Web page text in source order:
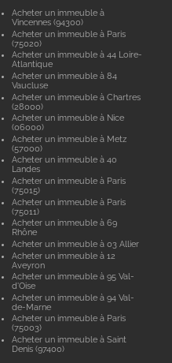
Acheter un immeuble à
Vincennes (94300)
Acheter un immeuble à Paris
(75020)
Acheter un immeuble à 44 Loire-
Atlantique
Acheter un immeuble à 84
Vaucluse
Acheter un immeuble à Chartres
(28000)
Acheter un immeuble à Nice
(06000)
Acheter un immeuble à Metz
(57000)
Acheter un immeuble à 40
Landes
Acheter un immeuble à Paris
(75015)
Acheter un immeuble à Paris
(75011)
Acheter un immeuble à 69
Rhône
Acheter un immeuble à 03 Allier
Acheter un immeuble à 12
Aveyron
Acheter un immeuble à 95 Val-
d'Oise
Acheter un immeuble à 94 Val-
de-Marne
Acheter un immeuble à Paris
(75003)
Acheter un immeuble à Saint
Denis (97400)